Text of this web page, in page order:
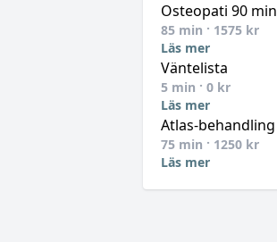
Osteopati 90 min
85 min · 1575 kr
Läs mer
Väntelista
5 min · 0 kr
Läs mer
Atlas-behandling
75 min · 1250 kr
Läs mer